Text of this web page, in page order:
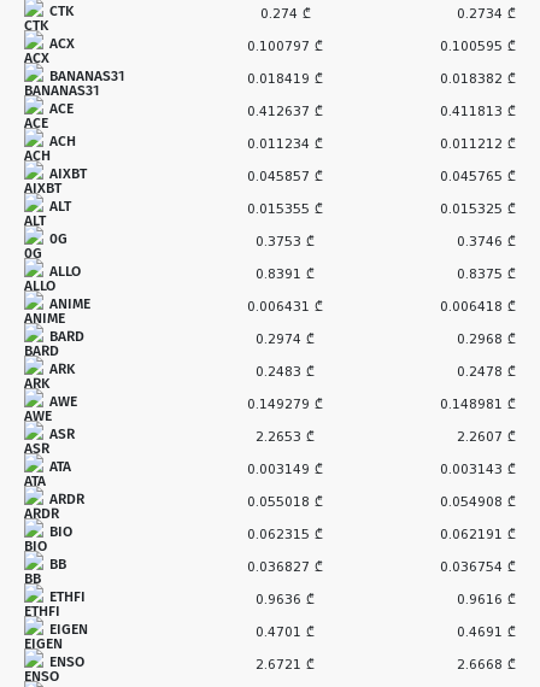
CTK 0.274 ₾ 0.2734 ₾
ACX 0.100797 ₾ 0.100595 ₾
BANANAS31 0.018419 ₾ 0.018382 ₾
ACE 0.412637 ₾ 0.411813 ₾
ACH 0.011234 ₾ 0.011212 ₾
AIXBT 0.045857 ₾ 0.045765 ₾
ALT 0.015355 ₾ 0.015325 ₾
0G 0.3753 ₾ 0.3746 ₾
ALLO 0.8391 ₾ 0.8375 ₾
ANIME 0.006431 ₾ 0.006418 ₾
BARD 0.2974 ₾ 0.2968 ₾
ARK 0.2483 ₾ 0.2478 ₾
AWE 0.149279 ₾ 0.148981 ₾
ASR 2.2653 ₾ 2.2607 ₾
ATA 0.003149 ₾ 0.003143 ₾
ARDR 0.055018 ₾ 0.054908 ₾
BIO 0.062315 ₾ 0.062191 ₾
BB 0.036827 ₾ 0.036754 ₾
ETHFI 0.9636 ₾ 0.9616 ₾
EIGEN 0.4701 ₾ 0.4691 ₾
ENSO 2.6721 ₾ 2.6668 ₾